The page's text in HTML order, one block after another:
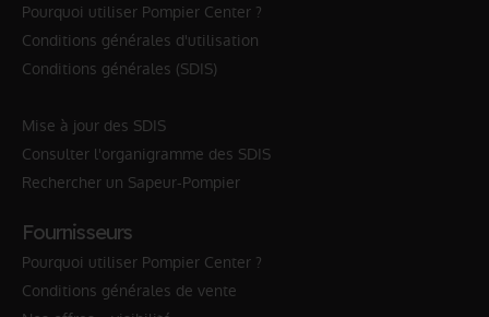
Pourquoi utiliser Pompier Center ?
Conditions générales d'utilisation
Conditions générales (SDIS)
Mise à jour des SDIS
Consulter l'organigramme des SDIS
Rechercher un Sapeur-Pompier
Fournisseurs
Pourquoi utiliser Pompier Center ?
Conditions générales de vente